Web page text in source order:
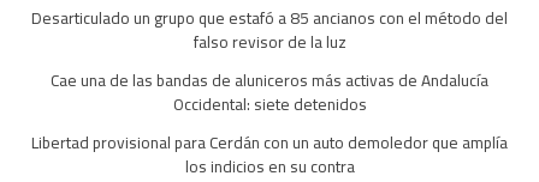
Desarticulado un grupo que estafó a 85 ancianos con el método del
falso revisor de la luz
Cae una de las bandas de aluniceros más activas de Andalucía
Occidental: siete detenidos
Libertad provisional para Cerdán con un auto demoledor que amplía
los indicios en su contra